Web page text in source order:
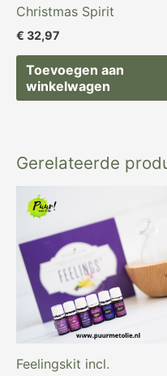
Christmas Spirit
€ 32,97
Toevoegen aan
winkelwagen
Gerelateerde
Feelingskit incl.
was:
€ 269,97.€ 259,97.